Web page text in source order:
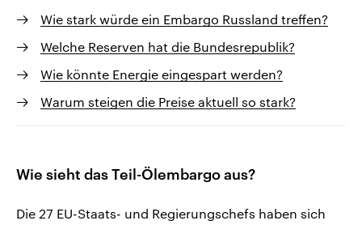
Wie stark würde ein Embargo Russland treffen?
Welche Reserven hat die Bundesrepublik?
Wie könnte Energie eingespart werden?
Warum steigen die Preise aktuell so stark?
Wie sieht das Teil-Ölembargo aus?
Die 27 EU-Staats- und Regierungschefs haben sich